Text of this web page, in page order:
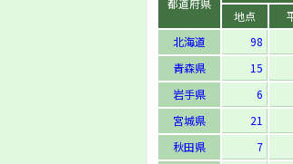
都道府県
地点
北海道
98
青森県
15
岩手県
6
宮城県
21
秋田県
7